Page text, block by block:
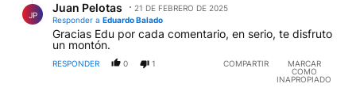
JP
Juan Pelotas
21 DE FEBRERO DE 2025
Responder a Eduardo Balado
Gracias Edu por cada comentario, en serio, te disfruto
un montón.
RESPONDER 0 1 COMPARTIR
MARCAR
COMO
INAPROPIADO